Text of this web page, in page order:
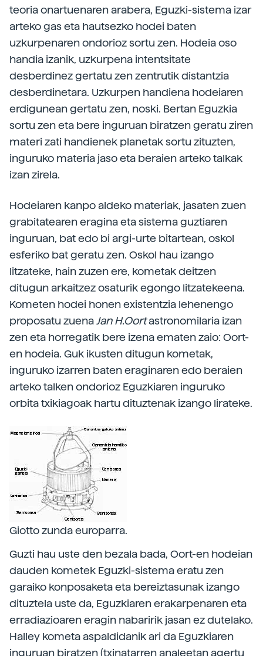
teoria onartuenaren arabera, Eguzki-sistema izar
arteko gas eta hautsezko hodei baten
uzkurpenaren ondorioz sortu zen. Hodeia oso
handia izanik, uzkurpena intentsitate
desberdinez gertatu zen zentrutik distantzia
desberdinetara. Uzkurpen handiena hodeiaren
erdigunean gertatu zen, noski. Bertan Eguzkia
sortu zen eta bere inguruan biratzen geratu ziren
materi zati handienek planetak sortu zituzten,
inguruko materia jaso eta beraien arteko talkak
izan zirela.
Hodeiaren kanpo aldeko materiak, jasaten zuen
grabitatearen eragina eta sistema guztiaren
inguruan, bat edo bi argi-urte bitartean, oskol
esferiko bat geratu zen. Oskol hau izango
litzateke, hain zuzen ere, kometak deitzen
ditugun arkaitzez osaturik egongo litzatekeena.
Kometen hodei honen existentzia lehenengo
proposatu zuenaJan H.Oortastronomilaria izan
zen eta horregatik bere izena ematen zaio: Oort-
en hodeia. Guk ikusten ditugun kometak,
inguruko izarren baten eraginaren edo beraien
arteko talken ondorioz Eguzkiaren inguruko
orbita txikiagoak hartu dituztenak izango lirateke.
Giotto zunda europarra.
Guzti hau uste den bezala bada, Oort-en hodeian
dauden kometek Eguzki-sistema eratu zen
garaiko konposaketa eta bereiztasunak izango
dituztela uste da, Eguzkiaren erakarpenaren eta
erradiazioaren eragin nabaririk jasan ez dutelako.
Halley kometa aspaldidanik ari da Eguzkiaren
inguruan biratzen (txinatarren analeetan agertu